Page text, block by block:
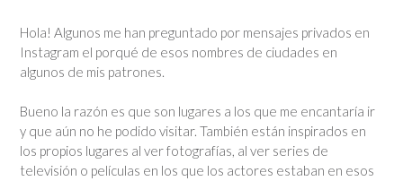
Hola! Algunos me han preguntado por mensajes privados en
Instagram el porqué de esos nombres de ciudades en
algunos de mis patrones.
Bueno la razón es que son lugares a los que me encantaría ir
y que aún no he podido visitar. También están inspirados en
los propios lugares al ver fotografías, al ver series de
televisión o películas en los que los actores estaban en esos